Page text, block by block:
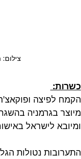
כשרות:
הקמח לפיצה
מיוצר בגרמניה
ומיובא לישראל
התערובות נטולות